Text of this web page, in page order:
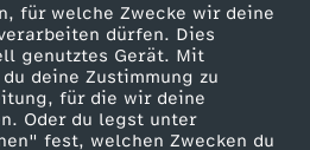
für welche Zwecke wir deine
dürfen. Dies
genutztes Gerät. Mit
deine Zustimmung zu
für die wir deine
Oder du legst unter
fest, welchen Zwecken du